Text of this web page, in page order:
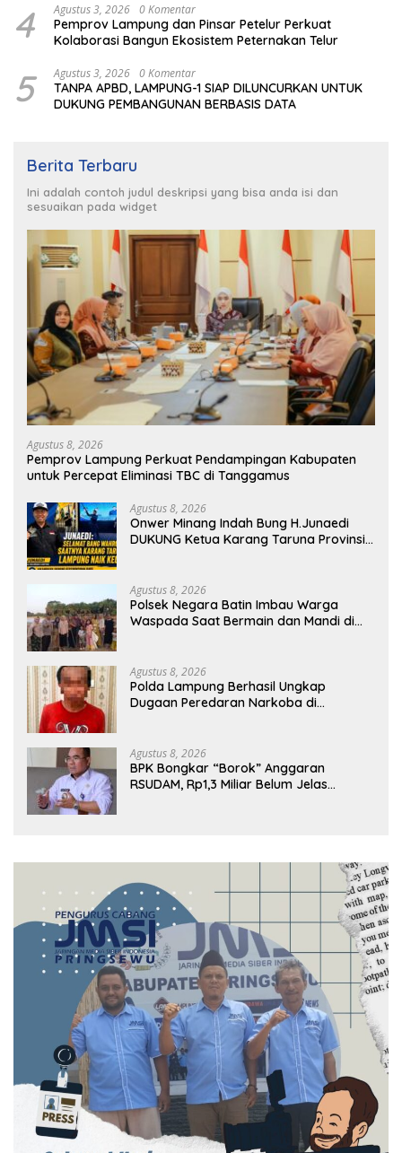
4 Agustus 3, 2026 0 Komentar
Pemprov Lampung dan Pinsar Petelur Perkuat
Kolaborasi Bangun Ekosistem Peternakan Telur
5 Agustus 3, 2026 0 Komentar
TANPA APBD, LAMPUNG-1 SIAP DILUNCURKAN UNTUK
DUKUNG PEMBANGUNAN BERBASIS DATA
Berita Terbaru
Ini adalah contoh judul deskripsi yang bisa anda isi dan
sesuaikan pada widget
Agustus 8, 2026
Pemprov Lampung Perkuat Pendampingan Kabupaten
untuk Percepat Eliminasi TBC di Tanggamus
Agustus 8, 2026
Onwer Minang Indah Bung H.Junaedi
DUKUNG Ketua Karang Taruna Provinsi
Agustus 8, 2026
Polsek Negara Batin Imbau Warga
Waspada Saat Bermain dan Mandi di
Agustus 8, 2026
Polda Lampung Berhasil Ungkap
Dugaan Peredaran Narkoba di
Agustus 8, 2026
BPK Bongkar “Borok” Anggaran
RSUDAM, Rp1,3 Miliar Belum Jelas